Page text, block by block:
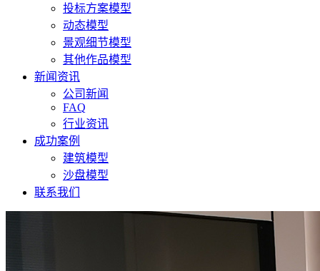
投标方案模型
动态模型
景观细节模型
其他作品模型
新闻资讯
公司新闻
FAQ
行业资讯
成功案例
建筑模型
沙盘模型
联系我们